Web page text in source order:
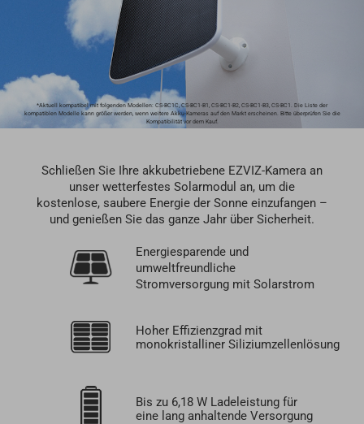
*Aktuell kompatibel mit folgenden Modellen: CS-BC1C, CS-BC1-B1, CS-BC1-B2, CS-BC1-B3, CS-BC1. Die Liste der
kompatiblen Modelle kann größer werden, wenn weitere Akku-Kameras auf den Markt erscheinen. Bitte überprüfen Sie die
Kompatibilität vor dem Kauf.
Schließen Sie Ihre akkubetriebene EZVIZ-Kamera an
unser wetterfestes Solarmodul an, um die
kostenlose, saubere Energie der Sonne einzufangen –
und genießen Sie das ganze Jahr über Sicherheit.
Hoher Effizienzgrad mit
monokristalliner Siliziumzellenlösung
Energiesparende und
umweltfreundliche
Stromversorgung mit Solarstrom
Bis zu 6,18 W Ladeleistung für
eine lang anhaltende Versorgung